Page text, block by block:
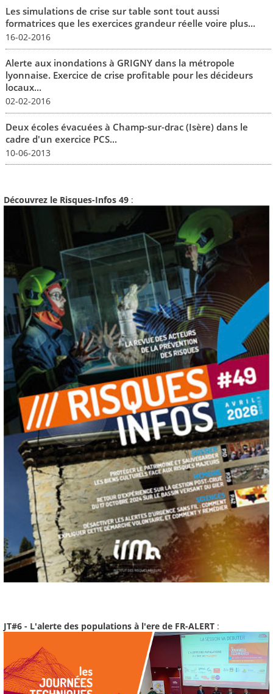
Les simulations de crise sur table sont tout aussi
formatrices que les exercices grandeur réelle voire plus...
16-02-2016
Alerte aux inondations à GRIGNY dans la métropole
lyonnaise. Exercice de crise profitable pour les décideurs
locaux...
02-02-2016
Deux écoles évacuées à Champ-sur-drac (Isère) dans le
cadre d'un exercice PCS...
10-06-2013
Découvrez le Risques-Infos 49 :
JT#6 - L'alerte des populations à l'ere de FR-ALERT :